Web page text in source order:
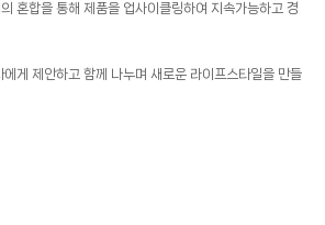
혼합을 통해 제품을 업사이클링하여 지속가능하고 경
게 제안하고 함께 나누며 새로운 라이프스타일을 만들